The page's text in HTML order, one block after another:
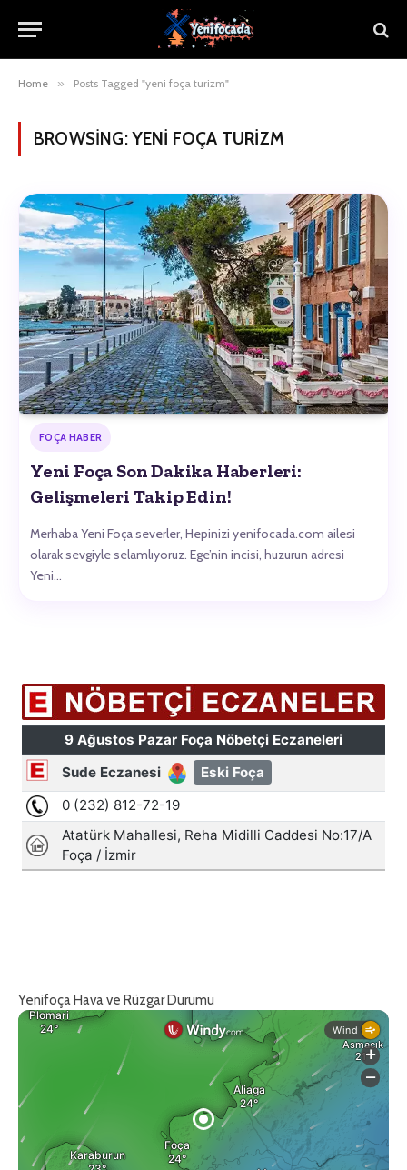
Home » Posts Tagged "yeni foça turizm"
BROWSING:YENI FOÇA TURIZM
FOÇA HABER
Yeni Foça Son Dakika Haberleri:
Gelişmeleri Takip Edin!
Merhaba Yeni Foça severler, Hepinizi yenifocada.com ailesi
olarak sevgiyle selamlıyoruz. Ege’nin incisi, huzurun adresi
Yeni…
Yenifoça Hava ve Rüzgar Durumu